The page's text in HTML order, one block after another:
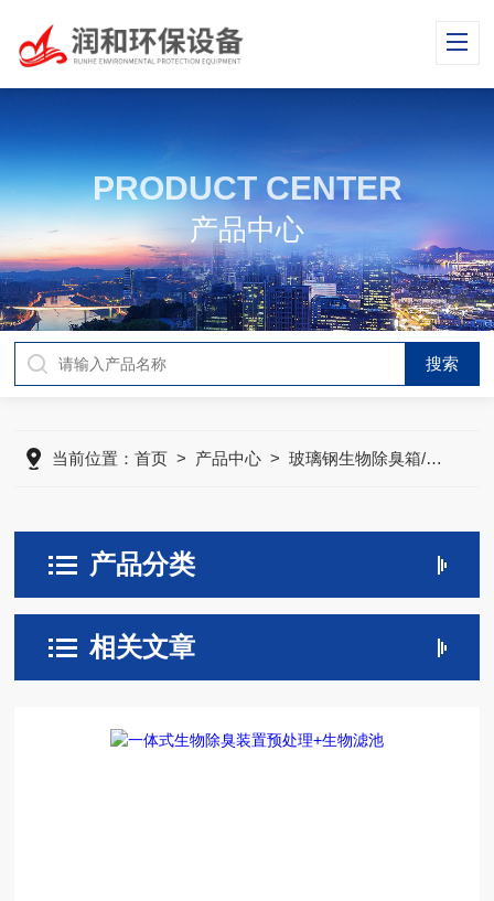
PRODUCT CENTER
产品中心
当前位置：首页 > 产品中心 >玻璃钢生物除臭箱/塔
产品分类
相关文章